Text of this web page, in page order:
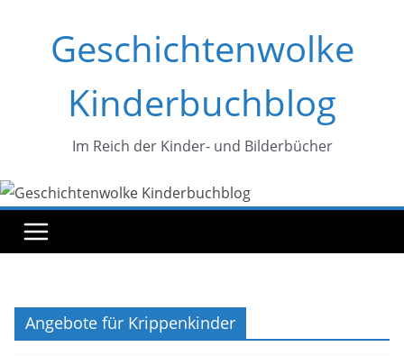
springenGeschichtenwolke
Kinderbuchblog
Im Reich der Kinder- und Bilderbücher
Angebote für Krippenkinder